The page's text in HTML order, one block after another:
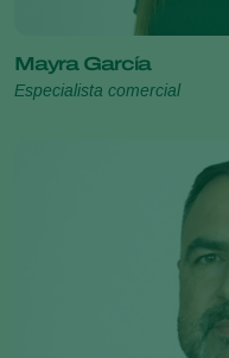
Mayra García
Especialista comercial